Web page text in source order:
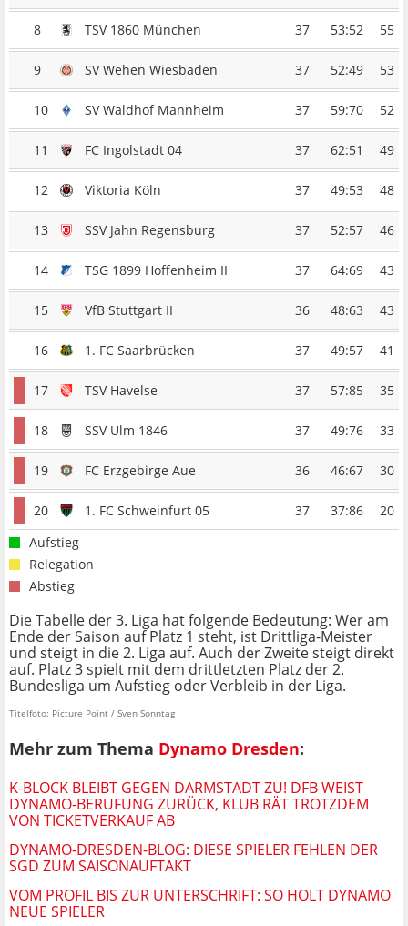
8 TSV 1860 München 37 53:52 55
9 SV Wehen Wiesbaden 37 52:49 53
10 SV Waldhof Mannheim 37 59:70 52
11 FC Ingolstadt 04 37 62:51 49
12 Viktoria Köln 37 49:53 48
13 SSV Jahn Regensburg 37 52:57 46
14 TSG 1899 Hoffenheim II 37 64:69 43
15 VfB Stuttgart II 36 48:63 43
16 1. FC Saarbrücken 37 49:57 41
17 TSV Havelse 37 57:85 35
18 SSV Ulm 1846 37 49:76 33
19 FC Erzgebirge Aue 36 46:67 30
20 1. FC Schweinfurt 05 37 37:86
20
Aufstieg
Relegation
Abstieg
Die Tabelle der 3. Liga hat folgende Bedeutung: Wer am
Ende der Saison auf Platz 1 steht, ist Drittliga-Meister
und steigt in die 2. Liga auf. Auch der Zweite steigt direkt
auf. Platz 3 spielt mit dem drittletzten Platz der 2.
Bundesliga um Aufstieg oder Verbleib in der Liga.
Titelfoto: Picture Point / Sven Sonntag
Mehr zum Thema Dynamo Dresden:
K-BLOCK BLEIBT GEGEN DARMSTADT ZU! DFB WEIST
DYNAMO-BERUFUNG ZURÜCK, KLUB RÄT TROTZDEM
VON TICKETVERKAUF AB
DYNAMO-DRESDEN-BLOG: DIESE SPIELER FEHLEN DER
SGD ZUM SAISONAUFTAKT
VOM PROFIL BIS ZUR UNTERSCHRIFT: SO HOLT DYNAMO
NEUE SPIELER